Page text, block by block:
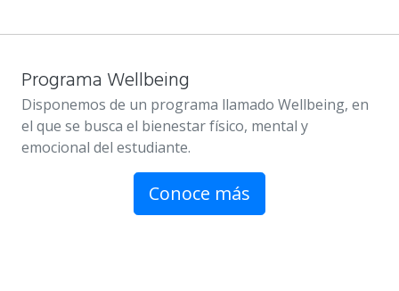
Programa Wellbeing
Disponemos de un programa llamado Wellbeing, en
el que se busca el bienestar físico, mental y
emocional del estudiante.
Conoce más